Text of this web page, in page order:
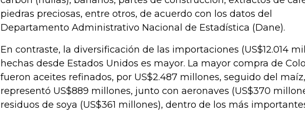
piedras preciosas, entre otros, de acuerdo con los datos del
Departamento Administrativo Nacional de Estadística (Dane).
En contraste, la diversificación de las importaciones (US$12.014
hechas desde Estados Unidos es mayor. La mayor compra de
fueron aceites refinados, por US$2.487 millones, seguido del
representó US$889 millones, junto con aeronaves (US$370
residuos de soya (US$361 millones), dentro de los más